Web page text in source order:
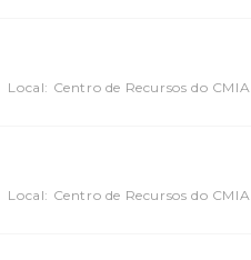
Local: Centro de Recursos do CMIA
Local: Centro de Recursos do CMIA